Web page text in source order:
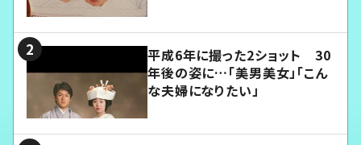
平成6年に撮った2ショット 30
年後の姿に…「美男美女」「こん
な夫婦になりたい」